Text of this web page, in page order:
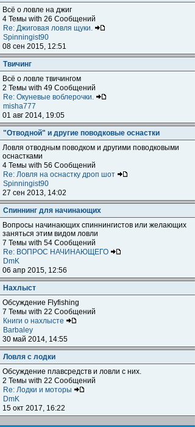
Всё о ловле на джиг
4 Темы with 26 Сообщений
Re: Джиговая ловля щуки.
Spinningist90
08 сен 2015, 12:51
Твичинг
Всё о ловле твичингом
2 Темы with 49 Сообщений
Re: Окуневые воблерочки.
misha777
01 авг 2014, 19:05
"Отводной" и другие поводковые оснастки
Ловля отводным поводком и другими поводковыми
оснастками
4 Темы with 56 Сообщений
Re: Ловля на оснастку дроп шот
Spinningist90
27 сен 2013, 14:02
Спиннинг для начинающих
Вопросы начинающих спиннингистов или желающих
заняться этим видом ловли
7 Темы with 54 Сообщений
Re: ВОПРОС НАЧИНАЮЩЕГО
DmK
06 апр 2015, 12:56
Нахлыст
Обсуждение Flyfishing
7 Темы with 22 Сообщений
Книги о нахлысте
Barbaley
30 май 2014, 14:55
Ловля с лодки
Обсуждение плавсредств и ловли с них.
2 Темы with 22 Сообщений
Re: Лодки и моторы
DmK
15 окт 2017, 16:22